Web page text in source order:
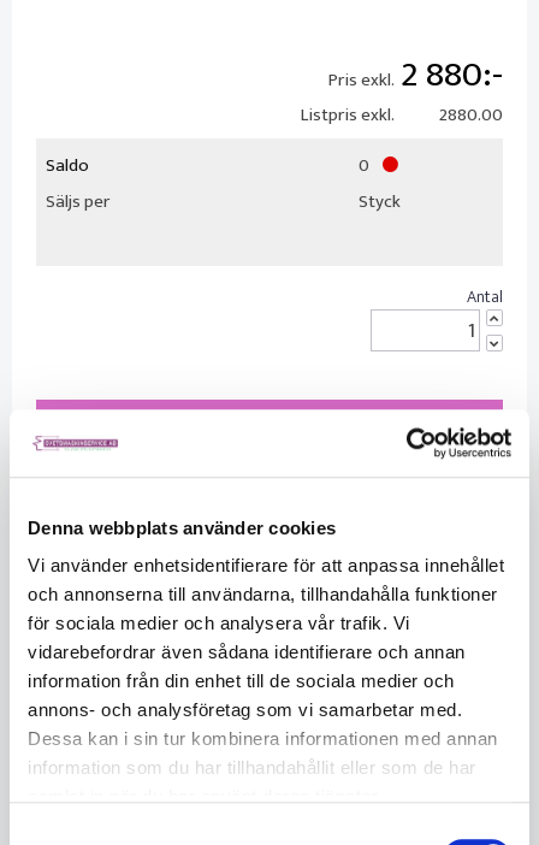
Denna webbplats använder cookies
Vi använder enhetsidentifierare för att anpassa innehållet
och annonserna till användarna, tillhandahålla funktioner
för sociala medier och analysera vår trafik. Vi
vidarebefordrar även sådana identifierare och annan
information från din enhet till de sociala medier och
annons- och analysföretag som vi samarbetar med.
Dessa kan i sin tur kombinera informationen med annan
information som du har tillhandahållit eller som de har
Pris exkl. 2 880
Listpris exkl.
2880.00
Saldo
0
Säljs per
Styck
Beskrivning
Ett speciellt borstpaket som gör det möjligt att hålla två
FURY 200A-borstar samtidigt för snabbare och effektivare
betning.
Dubbelborstpaketet är en ny borstuppsättning som ska
användas med betningsmaskinen Cougartron FURY. Den är
gjord för att rymma två FURY 200A borstar så att du
snabbare kan rengöra och polera svetsar och även täcka en
större yta.